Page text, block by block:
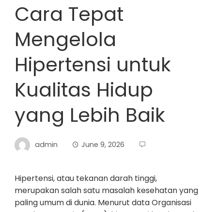
Cara Tepat
Mengelola
Hipertensi untuk
Kualitas Hidup
yang Lebih Baik
admin June 9, 2026
Hipertensi, atau tekanan darah tinggi,
merupakan salah satu masalah kesehatan yang
paling umum di dunia. Menurut data Organisasi